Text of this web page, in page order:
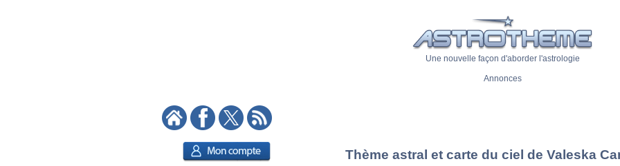
Une nouvelle façon d'aborder l'astrologie
Annonces
Thème astral et carte du ciel de Valeska